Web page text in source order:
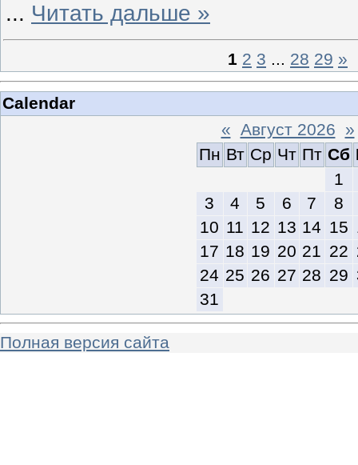
... Читать дальше »
1 2 3 ... 28 29 »
Calendar
« Август 2026 »
Пн Вт Ср Чт Пт Сб
1
3
4 5 6 7
8
10 11 12 13 14 15
17 18 19 20 21 22
24 25 26 27 28 29
31
Полная версия сайта